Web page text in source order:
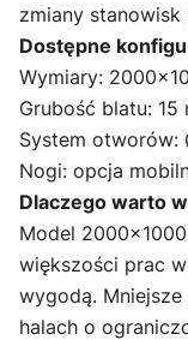
zmiany stanowisk
Dostępne
Wymiary:
Grubość blatu: 15
System otworów:
Nogi: opcja
Dlaczego warto
Model
większości prac
wygodą.
halach o